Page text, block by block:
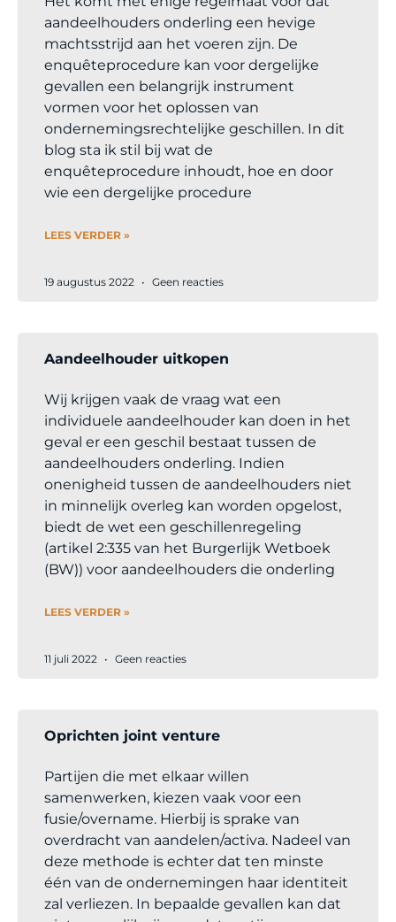
aandeelhouders onderling een hevige
machtsstrijd aan het voeren zijn. De
enquêteprocedure kan voor dergelijke
gevallen een belangrijk instrument
vormen voor het oplossen van
ondernemingsrechtelijke geschillen. In dit
blog sta ik stil bij wat de
enquêteprocedure inhoudt, hoe en door
wie een dergelijke procedure
LEES VERDER »
19 augustus 2022 Geen reacties
Aandeelhouder uitkopen
Wij krijgen vaak de vraag wat een
individuele aandeelhouder kan doen in het
geval er een geschil bestaat tussen de
aandeelhouders onderling. Indien
onenigheid tussen de aandeelhouders niet
in minnelijk overleg kan worden opgelost,
biedt de wet een geschillenregeling
(artikel 2:335 van het Burgerlijk Wetboek
(BW)) voor aandeelhouders die onderling
LEES VERDER »
11 juli 2022 Geen reacties
Oprichten joint venture
Partijen die met elkaar willen
samenwerken, kiezen vaak voor een
fusie/overname. Hierbij is sprake van
overdracht van aandelen/activa. Nadeel van
deze methode is echter dat ten minste
één van de ondernemingen haar identiteit
zal verliezen. In bepaalde gevallen kan dat